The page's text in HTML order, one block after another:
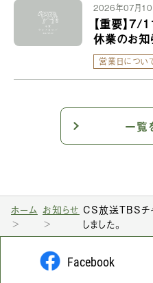
2026年07月10
【重要】7/
休業のお知
営業日につい
一覧
ホーム お知らせ CS放送TBSチ
しました。
Facebook